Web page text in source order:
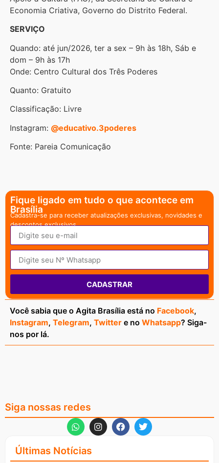
Economia Criativa, Governo do Distrito Federal.
SERVIÇO
Quando: até jun/2026, ter a sex – 9h às 18h, Sáb e
dom – 9h às 17h
Onde: Centro Cultural dos Três Poderes
Quanto: Gratuito
Classificação: Livre
Instagram: @educativo.3poderes
Fonte: Pareia Comunicação
Fique ligado em tudo o que acontece em
Brasília
Cadastra-se para receber atualizações exclusivas, novidades e
descontos exclusivos.
CADASTRAR
Você sabia que o Agita Brasília está no Facebook,
Instagram, Telegram, Twitter e no Whatsapp? Siga-
nos por lá.
Siga nossas redes
Últimas Notícias